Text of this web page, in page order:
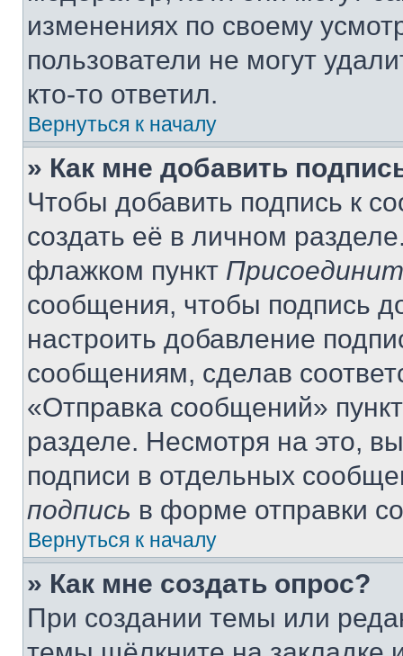
изменениях по своему
пользователи не могут
кто-то ответил.
Вернуться к началу
» Как мне добавить
Чтобы добавить подпись к
создать её в личном
флажком пункт
сообщения, чтобы подпись
настроить добавление
сообщениям, сделав
«Отправка сообщений»
разделе. Несмотря на это,
подписи в отдельных
подпись в форме отправки
Вернуться к началу
» Как мне создать опрос?
При создании темы или